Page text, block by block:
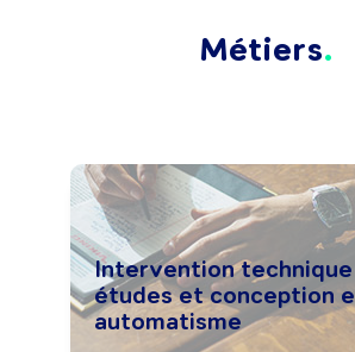
Métiers
Intervention technique
études et conception
automatisme